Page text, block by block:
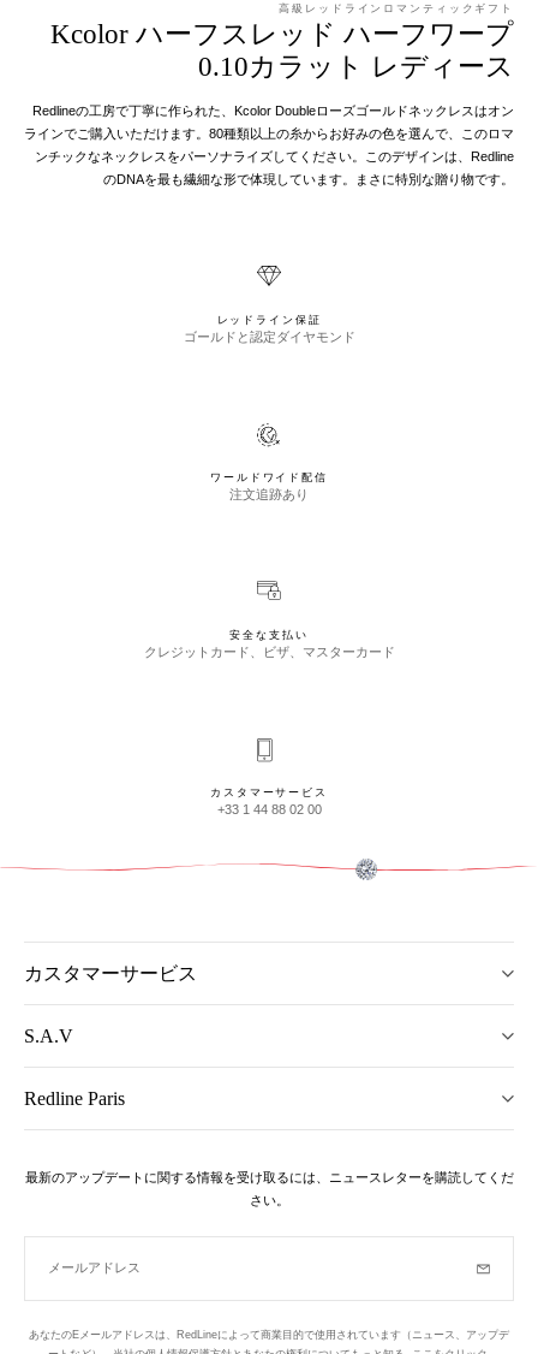
高級レッドラインロマンティックギフト
Kcolor ハーフスレッド ハーフワープ
0.10カラット レディース
Redlineの工房で丁寧に作られた、Kcolor Doubleローズゴールドネックレスはオン
ラインでご購入いただけます。80種類以上の糸からお好みの色を選んで、このロマ
ンチックなネックレスをパーソナライズしてください。このデザインは、Redline
のDNAを最も繊細な形で体現しています。まさに特別な贈り物です。
レッドライン保証
ゴールドと認定ダイヤモンド
ワールドワイド配信
注文追跡あり
安全な支払い
クレジットカード、ビザ、マスターカード
カスタマーサービス
+33 1 44 88 02 00
カスタマーサービス
S.A.V
Redline Paris
最新のアップデートに関する情報を受け取るには、ニュースレターを購読してくだ
さい。
メールアドレス
あなたのEメールアドレスは、RedLineによって商業目的で使用されています（ニュース、アップデ